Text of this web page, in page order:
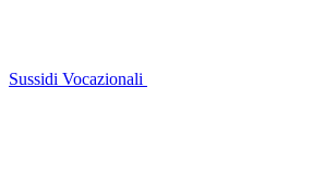
Sussidi Vocazionali